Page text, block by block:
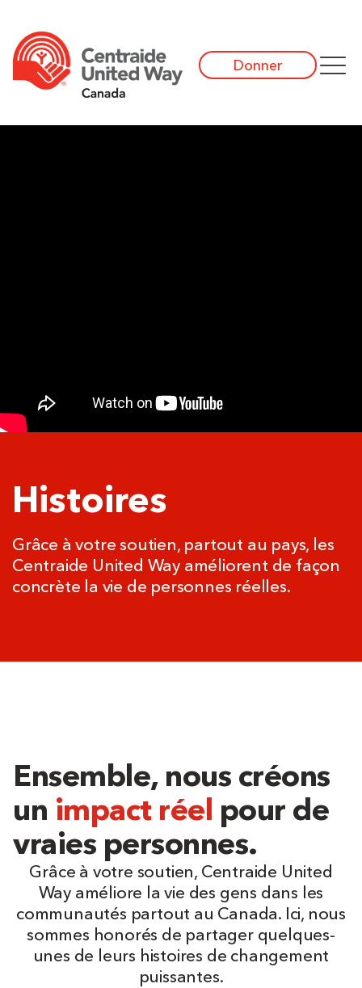
Donner
Histoires
Grâce à votre soutien, partout au pays, les
Centraide United Way améliorent de façon
concrète la vie de personnes réelles.
Ensemble, nous créons
un impact réel pour de
vraies personnes.
Grâce à votre soutien, Centraide United
Way améliore la vie des gens dans les
communautés partout au Canada. Ici, nous
sommes honorés de partager quelques-
unes de leurs histoires de changement
puissantes.